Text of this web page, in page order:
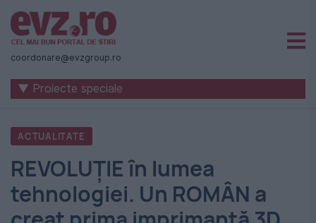
Știri
naționale
internaționale
România
-
Evenimentul
coordonare@evzgroup.ro
▼ Proiecte speciale
ACTUALITATE
REVOLUŢIE în lumea
tehnologiei. Un ROMÂN a